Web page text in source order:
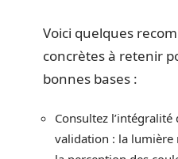
Voici quelques
concrètes à retenir
bonnes bases :
Consultez
validation : la